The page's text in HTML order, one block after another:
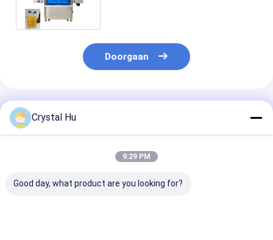
Doorgaan
Geadviseerde Producten
Crystal Hu
9:29 PM
Good day, what product are you looking for?